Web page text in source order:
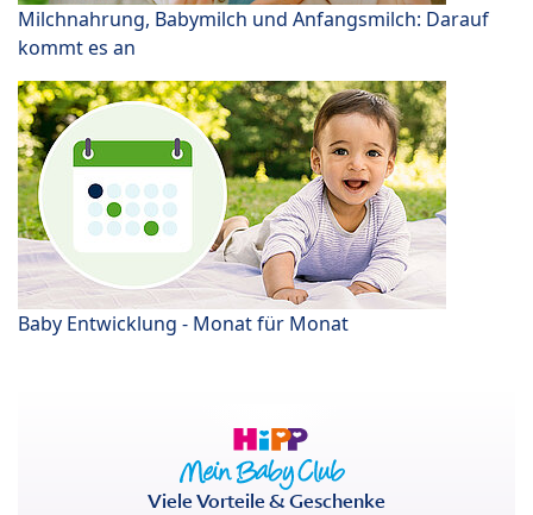
Milchnahrung, Babymilch und Anfangsmilch: Darauf
kommt es an
Baby Entwicklung - Monat für Monat
Viele Vorteile & Geschenke